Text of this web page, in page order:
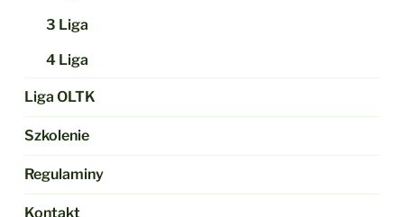
3 Liga
4 Liga
Liga OLTK
Szkolenie
Regulaminy
Kontakt